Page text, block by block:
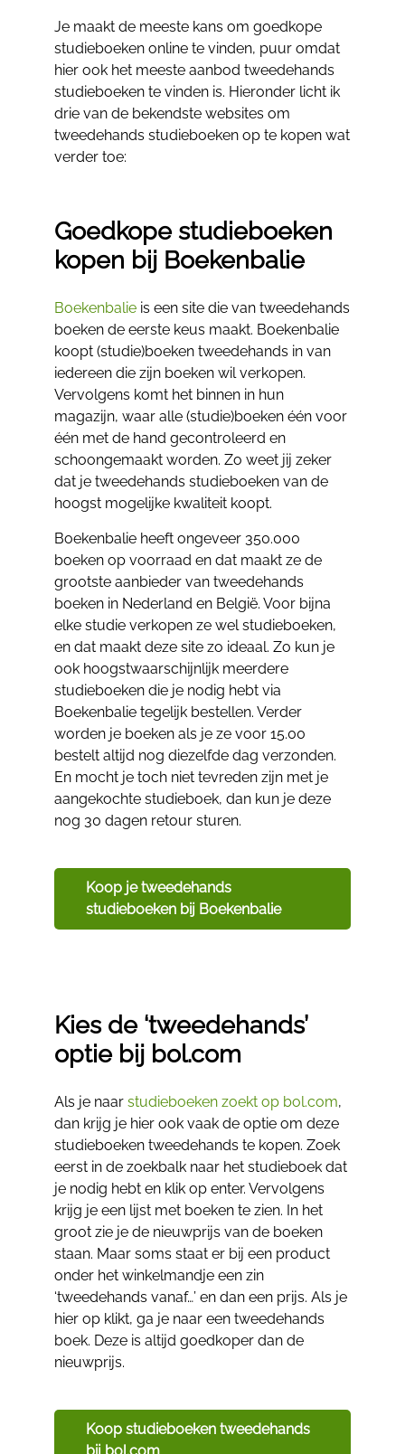
Je maakt de meeste kans om goedkope
studieboeken online te vinden, puur omdat
hier ook het meeste aanbod tweedehands
studieboeken te vinden is. Hieronder licht ik
drie van de bekendste websites om
tweedehands studieboeken op te kopen wat
verder toe:
Goedkope studieboeken
kopen bij Boekenbalie
Boekenbalie is een site die van tweedehands
boeken de eerste keus maakt. Boekenbalie
koopt (studie)boeken tweedehands in van
iedereen die zijn boeken wil verkopen.
Vervolgens komt het binnen in hun
magazijn, waar alle (studie)boeken één voor
één met de hand gecontroleerd en
schoongemaakt worden. Zo weet jij zeker
dat je tweedehands studieboeken van de
hoogst mogelijke kwaliteit koopt.
Boekenbalie heeft ongeveer 350.000
boeken op voorraad en dat maakt ze de
grootste aanbieder van tweedehands
boeken in Nederland en België. Voor bijna
elke studie verkopen ze wel studieboeken,
en dat maakt deze site zo ideaal. Zo kun je
ook hoogstwaarschijnlijk meerdere
studieboeken die je nodig hebt via
Boekenbalie tegelijk bestellen. Verder
worden je boeken als je ze voor 15.00
bestelt altijd nog diezelfde dag verzonden.
En mocht je toch niet tevreden zijn met je
aangekochte studieboek, dan kun je deze
nog 30 dagen retour sturen.
Koop je tweedehands
studieboeken bij Boekenbalie
Kies de ‘tweedehands’
optie bij bol.com
Als je naar studieboeken zoekt op bol.com,
dan krijg je hier ook vaak de optie om deze
studieboeken tweedehands te kopen. Zoek
eerst in de zoekbalk naar het studieboek dat
je nodig hebt en klik op enter. Vervolgens
krijg je een lijst met boeken te zien. In het
groot zie je de nieuwprijs van de boeken
staan. Maar soms staat er bij een product
onder het winkelmandje een zin
‘tweedehands vanaf…’ en dan een prijs. Als je
hier op klikt, ga je naar een tweedehands
boek. Deze is altijd goedkoper dan de
nieuwprijs.
Koop studieboeken tweedehands